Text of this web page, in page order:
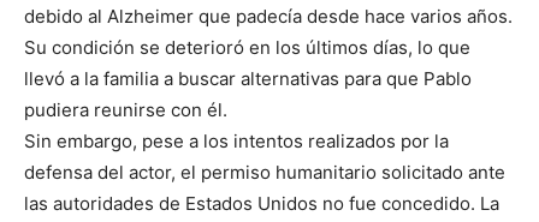
debido al Alzheimer que padecía desde hace varios años.
Su condición se deterioró en los últimos días, lo que
llevó a la familia a buscar alternativas para que Pablo
pudiera reunirse con él.
Sin embargo, pese a los intentos realizados por la
defensa del actor, el permiso humanitario solicitado ante
las autoridades de Estados Unidos no fue concedido. La